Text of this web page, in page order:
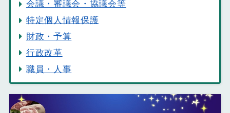
会議・審議会・協議会等
特定個人情報保護
財政・予算
行政改革
職員・人事